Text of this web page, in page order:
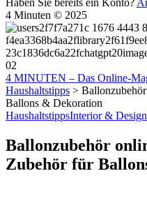
Haben Sie bereits ein Konto?
4 Minuten © 2025
4 MINUTEN – Das Online-
Haushaltstipps >
Ballons & Dekoration
HaushaltstippsInterior & Design
Ballonzubehör
Zubehör für